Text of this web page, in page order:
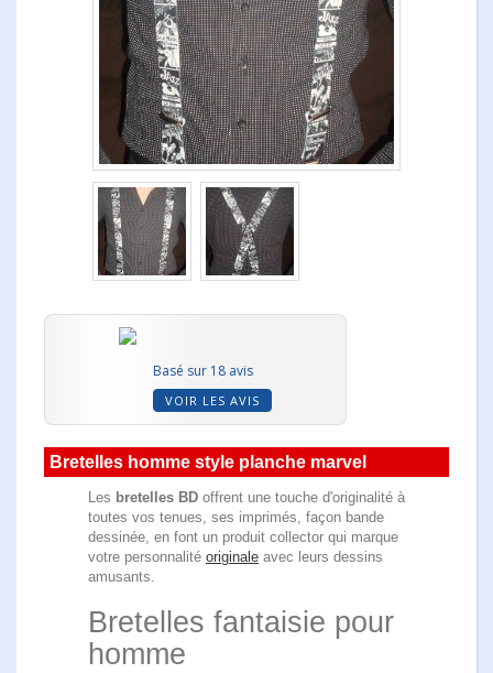
Basé sur 18 avis
VOIR LES AVIS
Bretelles homme style planche marvel
Les bretelles BD offrent une touche d'originalité à
toutes vos tenues, ses imprimés, façon bande
dessinée, en font un produit collector qui marque
votre personnalité originale avec leurs dessins
amusants.
Bretelles fantaisie pour
homme